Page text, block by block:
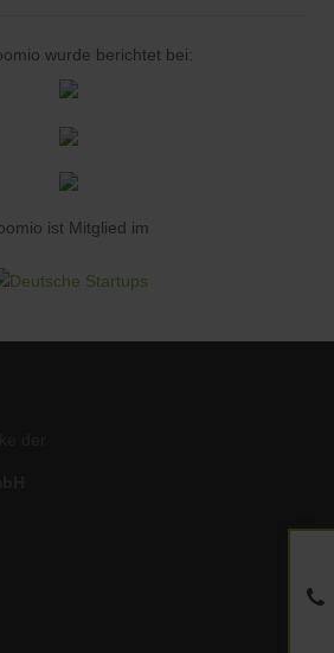
wurde berichtet bei:
ist Mitglied im